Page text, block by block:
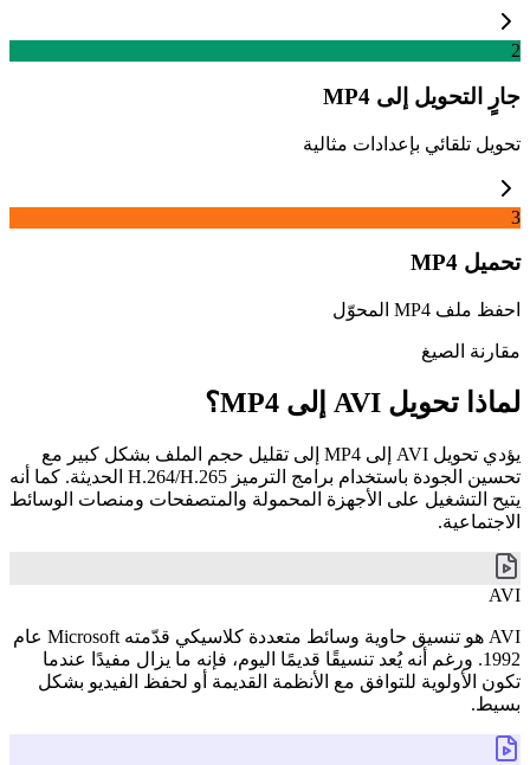
2
جارٍ التحويل إلى MP4
تحويل تلقائي بإعدادات مثالية
3
تحميل MP4
احفظ ملف MP4 المحوّل
مقارنة الصيغ
لماذا تحويل AVI إلى MP4؟
يؤدي تحويل AVI إلى MP4 إلى تقليل حجم الملف بشكل كبير مع
تحسين الجودة باستخدام برامج الترميز H.264/H.265 الحديثة. كما أنه
يتيح التشغيل على الأجهزة المحمولة والمتصفحات ومنصات الوسائط
الاجتماعية.
AVI
AVI هو تنسيق حاوية وسائط متعددة كلاسيكي قدّمته Microsoft عام
1992. ورغم أنه يُعد تنسيقًا قديمًا اليوم، فإنه ما يزال مفيدًا عندما
تكون الأولوية للتوافق مع الأنظمة القديمة أو لحفظ الفيديو بشكل
بسيط.